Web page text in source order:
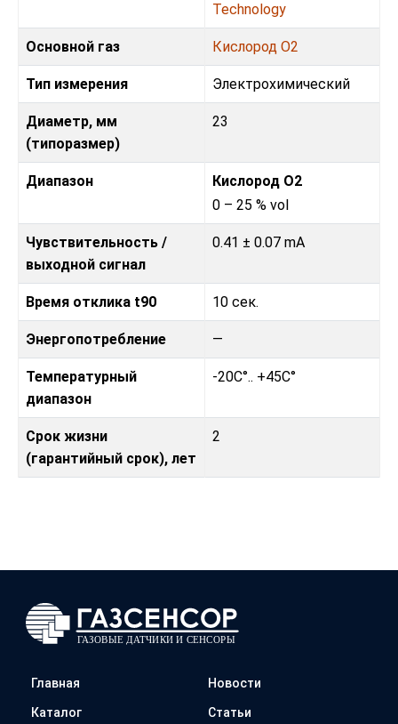
Technology
Основной газ Кислород O2
Тип измерения Электрохимический
Диаметр, мм
(типоразмер)
23
Диапазон
Кислород O2
0 – 25 % vol
Чувствительность /
выходной сигнал
0.41 ± 0.07 mA
Время отклика t90 10 сек.
Энергопотребление —
Температурный
диапазон
-20C°.. +45C°
Срок жизни
(гарантийный срок), лет
2
Главная
Каталог
Новости
Статьи